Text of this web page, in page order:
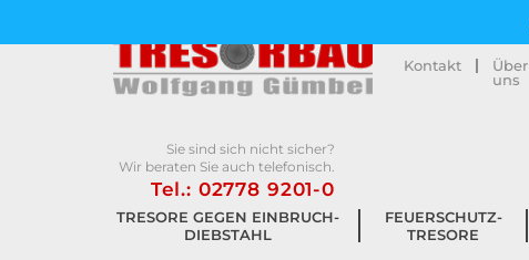
Kontakt
Über
uns
Sie sind sich nicht sicher?
Wir beraten Sie auch telefonisch.
Tel.: 02778 9201-0
TRESORE GEGEN EINBRUCH­
DIEBSTAHL
FEUERSCHUTZ­
TRESORE